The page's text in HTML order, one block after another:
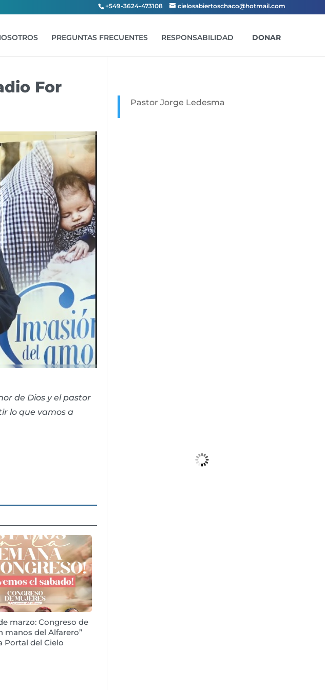
+549-3624-473108 cielosabiertoschaco@hotmail.com
PREGUNTAS FRECUENTES RESPONSABILIDAD DONAR
For
de Dios y el pastor
lo que vamos a
marzo: Congreso de
manos del Alfarero”
Portal del Cielo
Pastor Jorge Ledesma